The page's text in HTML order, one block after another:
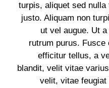
turpis, aliquet sed
justo. Aliquam non
ut vel augue. Ut
rutrum purus. Fusce
efficitur tellus, a
blandit, velit vitae
velit, vitae feugiat